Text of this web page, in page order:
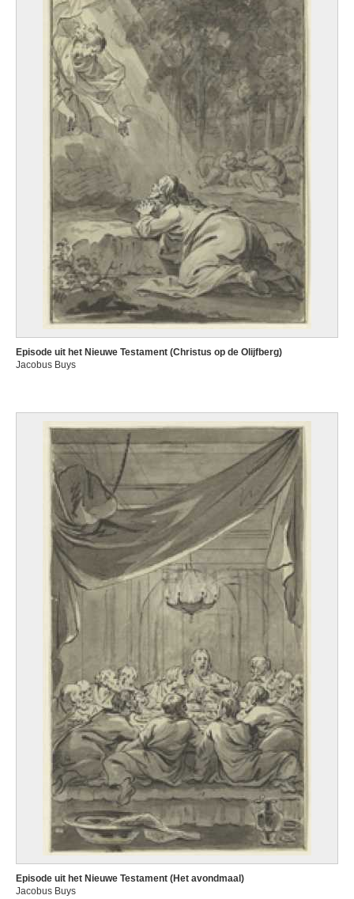
Episode uit het Nieuwe Testament (Christus op de Olijfberg)
Jacobus Buys
Episode uit het Nieuwe Testament (Het avondmaal)
Jacobus Buys